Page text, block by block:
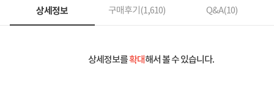
상세정보 구매후기(1,610) Q&A(10)
상세정보를확대해서 볼 수 있습니다.